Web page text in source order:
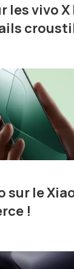
les vivo X
sur le
!